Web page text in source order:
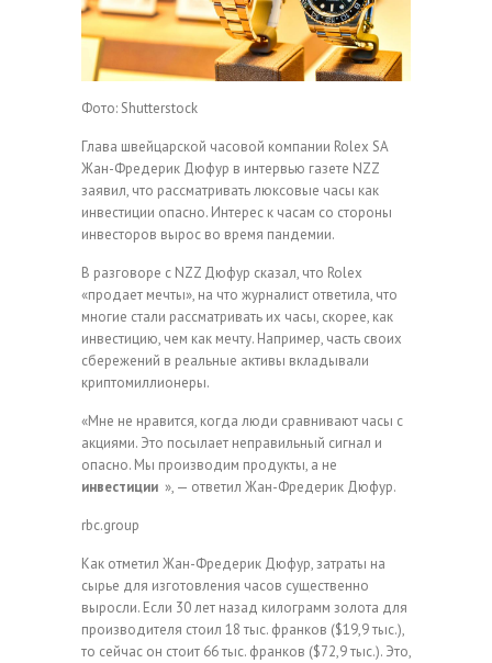
Фото: Shutterstock
Глава швейцарской часовой компании Rolex SA
Жан-Фредерик Дюфур в интервью газете NZZ
заявил, что рассматривать люксовые часы как
инвестиции опасно. Интерес к часам со стороны
инвесторов вырос во время пандемии.
В разговоре с NZZ Дюфур сказал, что Rolex
«продает мечты», на что журналист ответила, что
многие стали рассматривать их часы, скорее, как
инвестицию, чем как мечту. Например, часть своих
сбережений в реальные активы вкладывали
криптомиллионеры.
«Мне не нравится, когда люди сравнивают часы с
акциями. Это посылает неправильный сигнал и
опасно. Мы производим продукты, а не
инвестиции », — ответил Жан-Фредерик Дюфур.
rbc.group
Как отметил Жан-Фредерик Дюфур, затраты на
сырье для изготовления часов существенно
выросли. Если 30 лет назад килограмм золота для
производителя стоил 18 тыс. франков ($19,9 тыс.),
то сейчас он стоит 66 тыс. франков ($72,9 тыс.). Это,